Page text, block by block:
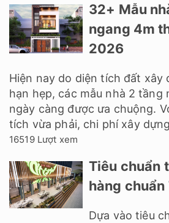
32+ Mẫu
ngang 4m
2026
Hiện nay do diện tích đất xây
hạn hẹp, các mẫu nhà 2 tầng
ngày càng được ưa chuộng.
tích vừa phải, chi phí xây
16519 Lượt xem
Tiêu chuẩn
hàng
Dựa vào tiêu